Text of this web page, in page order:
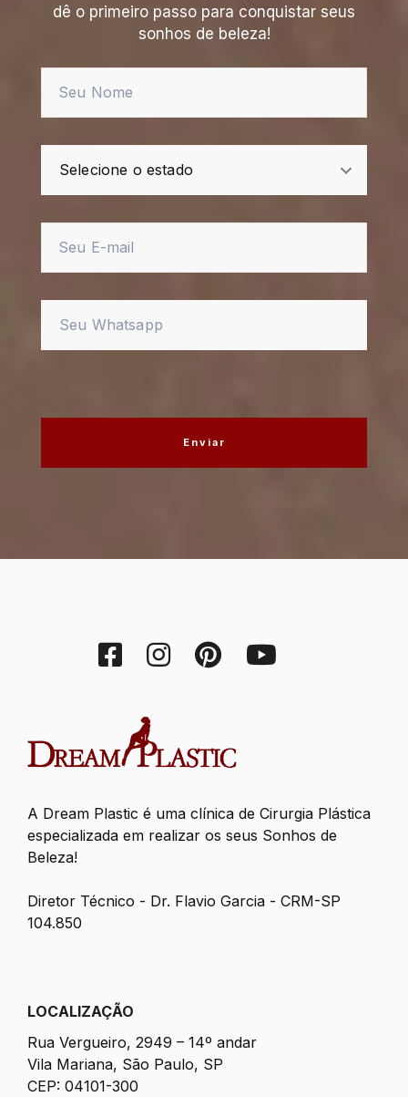
dê o primeiro passo para conquistar seus
sonhos de beleza!
A Dream Plastic é uma clínica de Cirurgia Plástica
especializada em realizar os seus Sonhos de
Beleza!
Diretor Técnico - Dr. Flavio Garcia - CRM-SP
104.850
LOCALIZAÇÃO
Rua Vergueiro, 2949 – 14º andar
Vila Mariana, São Paulo, SP
CEP: 04101-300